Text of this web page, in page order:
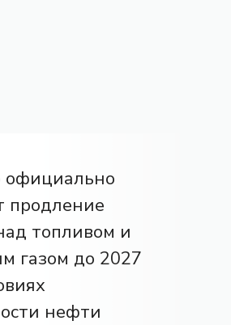
официально
продление
топливом и
газом до 2027
нефти